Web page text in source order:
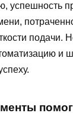
успешность
подачи.